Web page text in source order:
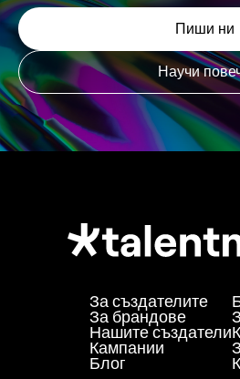
Пиши ни
Научи
За създателите
За брандове
Нашите създатели
Кампании
Блог